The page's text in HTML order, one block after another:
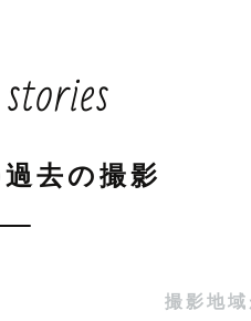
去の撮影
撮影地